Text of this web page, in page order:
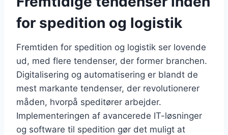
for spedition og logistik
Fremtiden for spedition og logistik ser lovende
ud, med flere tendenser, der former branchen.
Digitalisering og automatisering er blandt de
mest markante tendenser, der revolutionerer
måden, hvorpå speditører arbejder.
Implementeringen af avancerede IT-løsninger
og software til spedition gør det muligt at